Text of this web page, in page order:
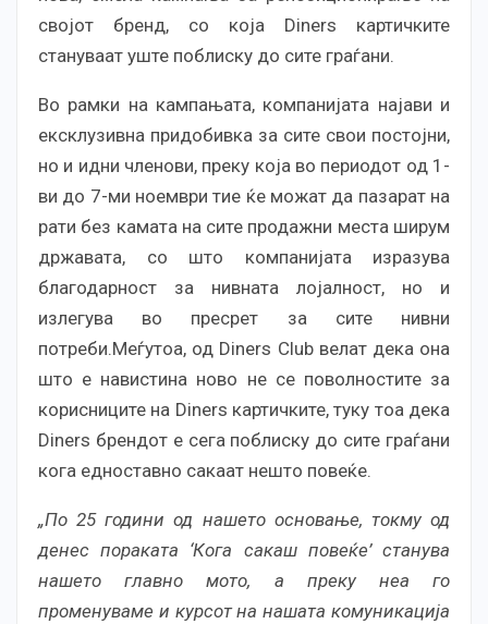
својот бренд, со која Diners картичките
стануваат уште поблиску до сите граѓани.
Во рамки на кампањата, компанијата најави и
ексклузивна придобивка за сите свои постојни,
но и идни членови, преку која во периодот од 1-
ви до 7-ми ноември тие ќе можат да пазарат на
рати без камата на сите продажни места ширум
државата, со што компанијата изразува
благодарност за нивната лојалност, но и
излегува во пресрет за сите нивни
потреби.Меѓутоа, од Diners Club велат дека она
што е навистина ново не се поволностите за
корисниците на Diners картичките, туку тоа дека
Diners брендот е сега поблиску до сите граѓани
кога едноставно сакаат нешто повеќе.
„По 25 години од нашето основање, токму од
денес пораката ‘Кога сакаш повеќе’станува
нашето главно мото, а преку неа го
променуваме и курсот на нашата комуникација